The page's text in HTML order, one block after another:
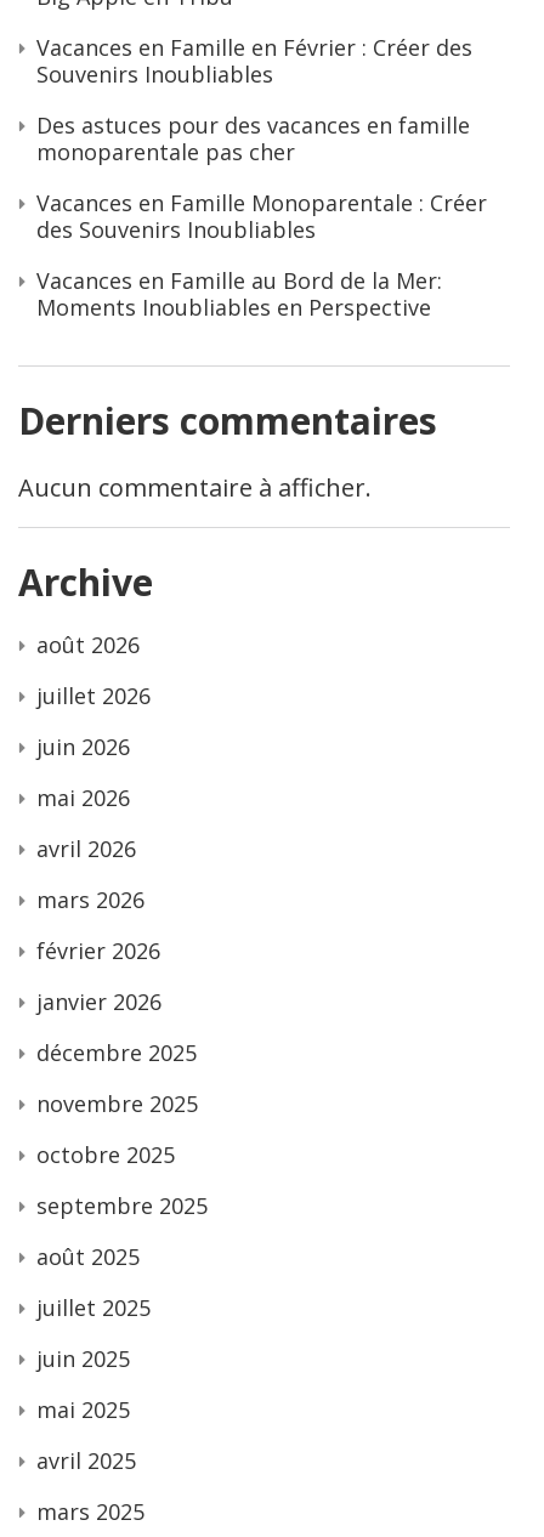
Vacances en Famille en Février : Créer des
Souvenirs Inoubliables
Des astuces pour des vacances en famille
monoparentale pas cher
Vacances en Famille Monoparentale : Créer
des Souvenirs Inoubliables
Vacances en Famille au Bord de la Mer:
Moments Inoubliables en Perspective
Derniers commentaires
Aucun commentaire à afficher.
Archive
août 2026
juillet 2026
juin 2026
mai 2026
avril 2026
mars 2026
février 2026
janvier 2026
décembre 2025
novembre 2025
octobre 2025
septembre 2025
août 2025
juillet 2025
juin 2025
mai 2025
avril 2025
mars 2025